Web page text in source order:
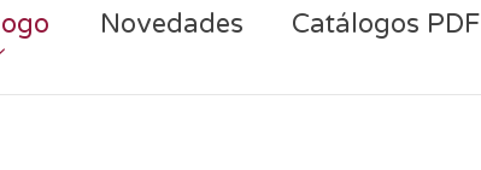
Novedades Catálogos PDF